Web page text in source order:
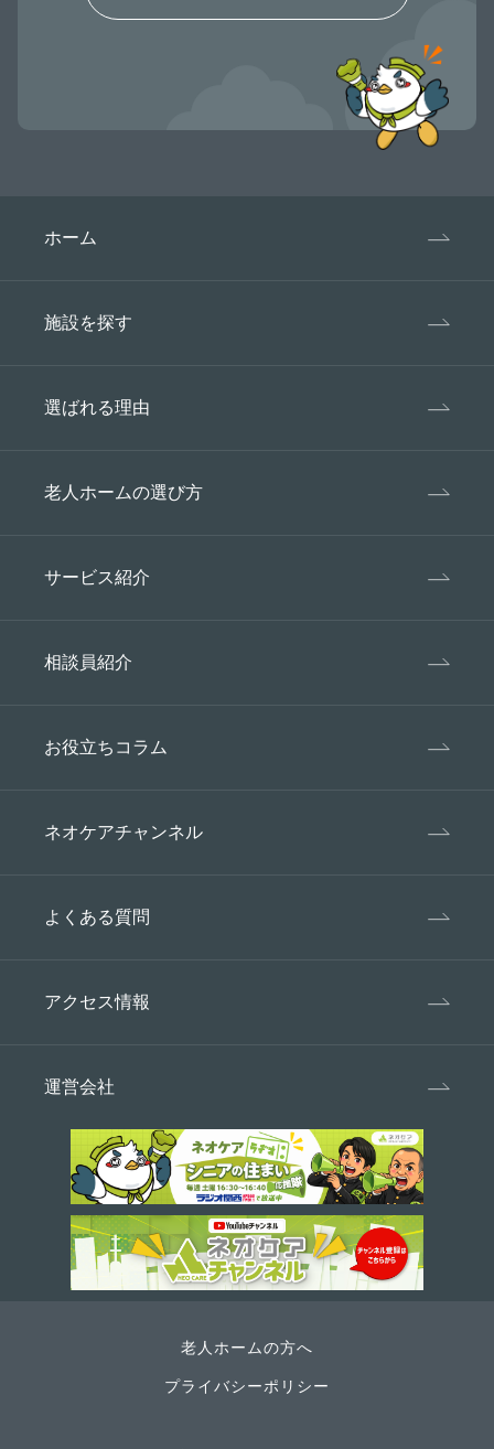
ホーム
施設を探す
選ばれる理由
老人ホームの選び方
サービス紹介
相談員紹介
お役立ちコラム
ネオケアチャンネル
よくある質問
アクセス情報
運営会社
老人ホームの方へ
プライバシーポリシー